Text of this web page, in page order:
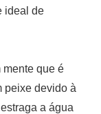
ideal de
mente que é
peixe devido à
a água